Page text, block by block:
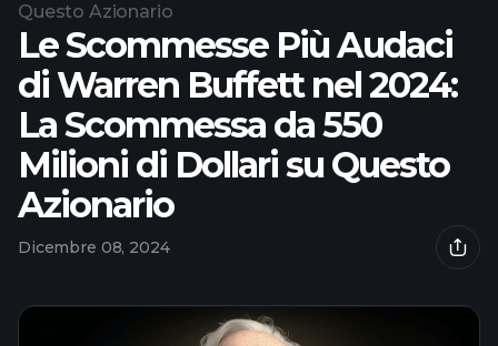
Questo Azionario
Le Scommesse Più Audaci
di Warren Buffett nel 2024:
La Scommessa da 550
Milioni di Dollari su Questo
Azionario
Dicembre 08, 2024